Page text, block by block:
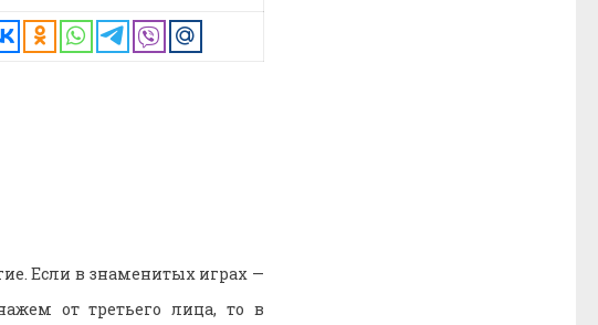
Если в знаменитых играх —
от третьего лица, то в